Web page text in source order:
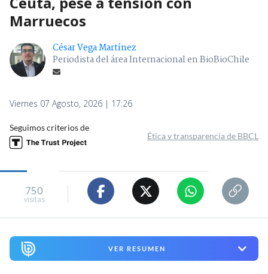
Marruecos
César Vega Martínez
Periodista del área Internacional en BioBioChile
Viernes 07 Agosto, 2026 | 17:26
Seguimos criterios de
Ética y transparencia de BBCL
750
visitas
VER RESUMEN